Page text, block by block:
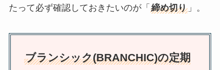
たって必ず確認しておきたいのが「 締め切り」。
ブランシック(BRANCHIC)の定期